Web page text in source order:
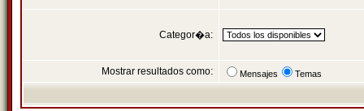
Categor�a:
Mostrar resultados como: Mensajes Temas